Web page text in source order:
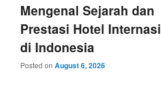
Mengenal Sejarah dan
Prestasi Hotel
di Indonesia
Posted onAugust 6, 2026